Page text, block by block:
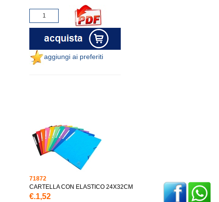
aggiungi ai preferiti
71872
CARTELLA CON ELASTICO 24X32CM
€.1,52